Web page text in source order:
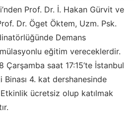
Prof. Dr. İ. Hakan Gürvit ve
Dr. Öget Öktem, Uzm. Psk.
Demans
eğitim vereceklerdir.
Çarşamba saat 17:15’te İstanbul
Binası 4. kat dershanesinde
ücretsiz olup katılmak